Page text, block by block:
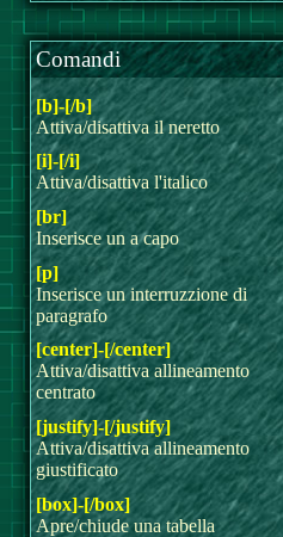
Comandi
[b]-[/b]
Attiva/disattiva il neretto
[i]-[/i]
Attiva/disattiva l'italico
[br]
Inserisce un a capo
[p]
Inserisce un interruzzione di
paragrafo
[center]-[/center]
Attiva/disattiva allineamento
centrato
[justify]-[/justify]
Attiva/disattiva allineamento
giustificato
[box]-[/box]
Apre/chiude una tabella